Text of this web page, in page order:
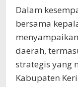
Dalam
bersama
daerah,
strategis yang
Kabupaten